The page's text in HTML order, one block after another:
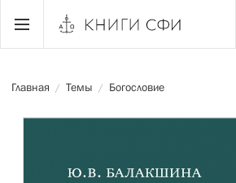
Главная / Темы / Богословие